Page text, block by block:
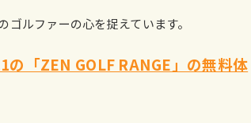
ルファーの心を捉えています。
「ZEN GOLF RANGE」の無料体